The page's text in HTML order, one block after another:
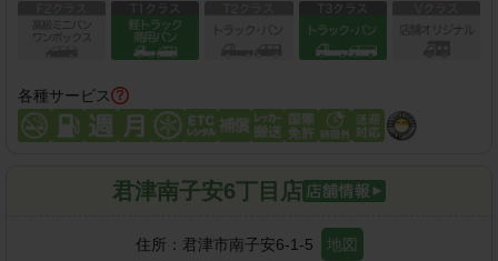
各種サービス
君津南子安6丁目店
住所： 君津市南子安6-1-5 地図